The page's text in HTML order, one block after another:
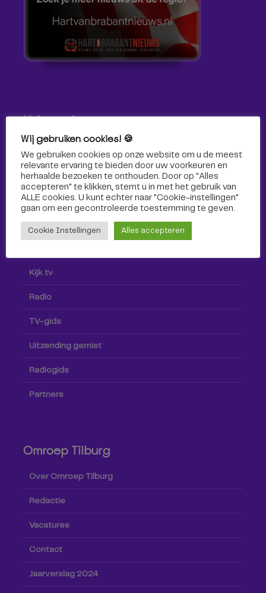
Volg ons!
Volg Omroep Tilburg niet alleen hier, maar ook via social
media!
Kijk tv
Radio
TV-gids
Uitzending gemist
Radiogids
Partners
Omroep Tilburg
Over Omroep Tilburg
Redactie
Vacatures
Contact
Jaarverslag 2024
Wij gebruiken cookies! 🍪
We gebruiken cookies op onze website om u de meest
relevante ervaring te bieden door uw voorkeuren en
herhaalde bezoeken te onthouden. Door op "Alles
accepteren" te klikken, stemt u in met het gebruik van
ALLE cookies. U kunt echter naar "Cookie-instellingen"
gaan om een ​​gecontroleerde toestemming te geven.
Cookie Instellingen Alles accepteren